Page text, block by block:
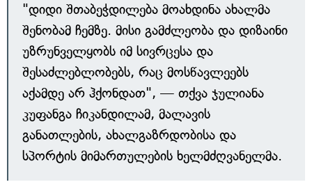
"დიდი შთაბეჭდილება მოახდინა ახალმა
შენობამ ჩემზე. მისი გამძლეობა და დიზაინი
უზრუნველყობს იმ სივრცესა და
შესაძლებლობებს, რაც მოსწავლეებს
აქამდე არ ჰქონდათ", — თქვა ჯულიანა
კუფანგა ჩიკანდილამ, მალავის
განათლების, ახალგაზრდობისა და
სპორტის მიმართულების ხელმძღვანელმა.